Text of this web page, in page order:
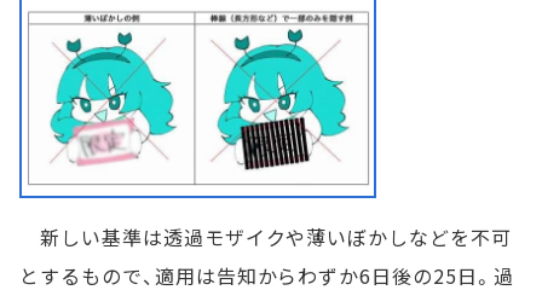
新しい基準は透過モザイクや薄いぼかしなどを不可
とするもので、適用は告知からわずか6日後の25日。過